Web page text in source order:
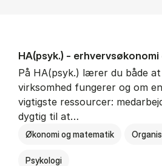
HA(psyk.) -
På HA(psyk.) lærer du både
virksomhed fungerer og om
vigtigste ressourcer:
dygtig til at…
Økonomi og matematik
Psykologi